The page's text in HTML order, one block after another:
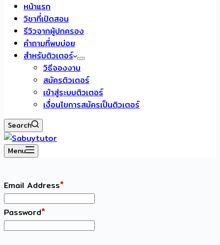
หน้าแรก
วิชาที่เปิดสอน
รีวิวจากผู้ปกครอง
คำถามที่พบบ่อย
สำหรับติวเตอร์
วิธีจองงาน
สมัครติวเตอร์
เข้าสู่ระบบติวเตอร์
เงื่อนไขการสมัครเป็นติวเตอร์
Search
Menu
Email Address*
Password*